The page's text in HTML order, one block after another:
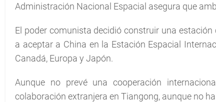
Administración Nacional Espacial asegura que
El poder comunista decidió construir una
a aceptar a China en la Estación Espacial
Canadá, Europa y Japón.
Aunque no prevé una cooperación
colaboración extranjera en Tiangong, aunque no